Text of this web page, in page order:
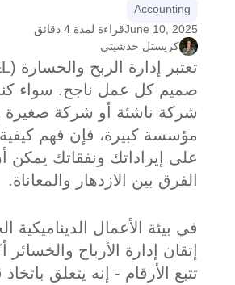
Accounting
June 10, 2025قراءة لمدة 4 دقائق
كريستل حدشيتي
صميم كل عمل ناجح. سواء
شركة ناشئة أو شركة صغيرة
مؤسسة كبيرة، فإن فهم
على إيراداتك ونفقاتك يمكن
الفرق بين الازدهار والمعاناة.
في بيئة الأعمال الديناميكية
إتقان إدارة الأرباح
تتبع الأرقام - إنه يتعلق